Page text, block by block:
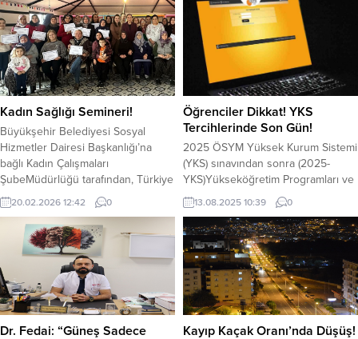
Müdürlüğü tarafından sürdürülen
hizmetler kapsamında; ekonomik
zorluk yaşayan, dezavantajlı
gruplarda yer alan, yaşlı, engelli ve
yalnız yaşayan vatandaşlara yönelik
çeşitli sosyal destek programları
hayata geçirilmeye devam ediyor.
Sıcak yemek,...
2022’den bu yana 900 kilometreyi
aşkın LED aydınlatma hattı kuran
şirket, çevre dostu ve ekonomik
teknolojilerle modern şehircilik
anlayışına öncülük ediyor. Kayıpsız,
kesintisiz ve kaliteli enerji dağıtımı...
Kadın Sağlığı Semineri!
Büyükşehir Belediyesi Sosyal
Hizmetler Dairesi Başkanlığı’na
bağlı Kadın Çalışmaları
ŞubeMüdürlüğü tarafından, Türkiye
Aile Sağlığı ve Planlaması Vakfı (TAP
Vakfı) iş birliğiylehayata geçirilen
Kadın Sağlığı Seminer Programı
başarıyla tamamlandı.Kadınların
koruyucu sağlık yaklaşımı
konusunda bilinçlenmesini
hedefleyen programkapsamında,
temel üreme sağlığı konuları
interaktif bir ortamda ele alındı.
20.02.2026 12:42 0
Öğrenciler Dikkat! YKS
Tercihlerinde Son Gün!
2025 ÖSYM Yüksek Kurum Sistemi
(YKS) sınavından sonra (2025-
YKS)Yükseköğretim Programları ve
Kontenjanları Kılavuzu, 30-31
Temuz’da tercih klavuzu
açıklanmıştı. Öğrenciler 1-13
Ağustos tarihlerinde ÖSYM’nin
https://ais.osym.gov.tr adresinden
T.C. kimlik numarası ve aday
şifresiyle veya ÖSYM Aday
İşlemleri Mobil Uygulaması’ndan
bireysel olarak tercihlerini
13.08.2025 10:39 0
Dr. Fedai: “Güneş Sadece
Kayıp Kaçak Oranı’nda Düşüş!